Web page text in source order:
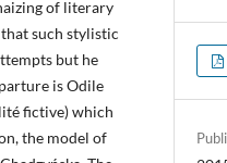
of literary
such stylistic
but he
is Odile
fictive) which
the model of